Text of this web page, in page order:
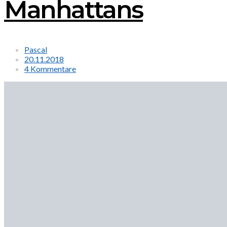
Manhattans
Pascal
20.11.2018
4 Kommentare